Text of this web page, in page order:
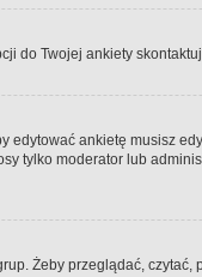
do Twojej ankiety
ankietę musisz
tylko moderator lub
Żeby przeglądać,